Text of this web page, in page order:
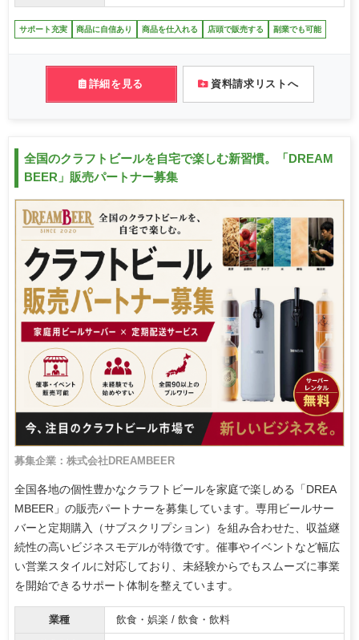
サポート充実 商品に自信あり 商品を仕入れる 店頭で販売する 副業でも可能
詳細を見る 資料請求リストへ
全国のクラフトビールを自宅で楽しむ新習慣。「DREAM
BEER」販売パートナー募集
募集企業：株式会社DREAMBEER
全国各地の個性豊かなクラフトビールを家庭で楽しめる「DREA
MBEER」の販売パートナーを募集しています。専用ビールサー
バーと定期購入（サブスクリプション）を組み合わせた、収益継
続性の高いビジネスモデルが特徴です。催事やイベントなど幅広
い営業スタイルに対応しており、未経験からでもスムーズに事業
を開始できるサポート体制を整えています。
業種 飲食・娯楽 / 飲食・飲料